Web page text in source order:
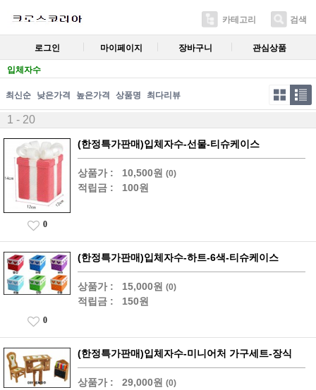
카테고리 검색
로그인 마이페이지 장바구니 관심상품
입체자수
최신순 낮은가격 높은가격 상품명 최다리뷰
1 - 20
(한정특가판매)입체자수-선물-티슈케이스
상품가 : 10,500원 (0)
적립금 : 100원
0
(한정특가판매)입체자수-하트-6색-티슈케이스
상품가 : 15,000원 (0)
적립금 : 150원
0
(한정특가판매)입체자수-미니어처 가구세트-장식
상품가 : 29,000원 (0)